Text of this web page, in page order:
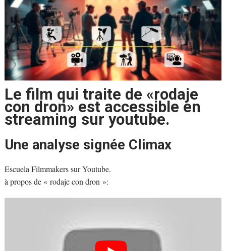
Le film qui traite de «rodaje
con dron» est accessible en
streaming sur youtube.
Une analyse signée Climax
Escuela Filmmakers sur Youtube.
à propos de « rodaje con dron »: